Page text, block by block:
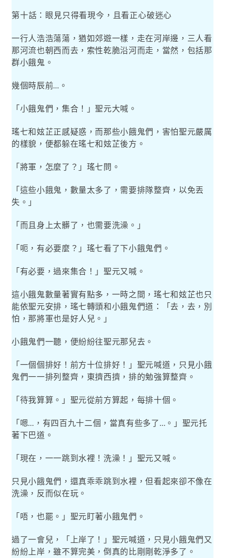
第十話：眼見只得看現今，且看正心破迷心
一行人浩浩蕩蕩，猶如郊遊一樣，走在河岸邊，三人看
那河流也朝西而去，索性乾脆沿河而走，當然，包括那
群小餓鬼。
幾個時辰前… 。
「小餓鬼們，集合！」聖元大喊。
瑤七和妶芷正感疑惑，而那些小餓鬼們，害怕聖元嚴厲
的樣貌，便都躲在瑤七和妶芷後方。
「將軍，怎麼了？」瑤七問。
「這些小餓鬼，數量太多了，需要排隊整齊，以免丟
失。」
「而且身上太髒了，也需要洗澡。」
「呃，有必要麼？」瑤七看了下小餓鬼們。
「有必要，過來集合！」聖元又喊。
這小餓鬼數量著實有點多，一時之間，瑤七和妶芷也只
能依聖元安排，瑤七轉頭和小餓鬼們道：「去，去，別
怕，那將軍也是好人兒。」
小餓鬼們一聽，便紛紛往聖元那兒去。
「一個個排好！前方十位排好！」聖元喊道，只見小餓
鬼們一一排列整齊，東擠西擠，排的勉強算整齊。
「待我算算。」聖元從前方算起，每排十個。
「嗯… ，有四百九十二個，當真有些多了… 。」聖元托
著下巴道。
「現在，一一跳到水裡！洗澡！」聖元又喊。
只見小餓鬼們，還真乖乖跳到水裡，但看起來卻不像在
洗澡，反而似在玩。
「唔，也罷。」聖元盯著小餓鬼們。
過了一會兒，「上岸了！」聖元喊道，只見小餓鬼們又
紛紛上岸，雖不算完美，倒真的比剛剛乾淨多了。